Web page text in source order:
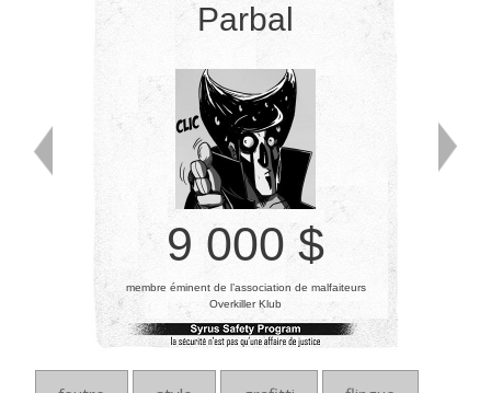
Parbal
9 000 $
membre éminent de l’association de malfaiteurs
Overkiller Klub